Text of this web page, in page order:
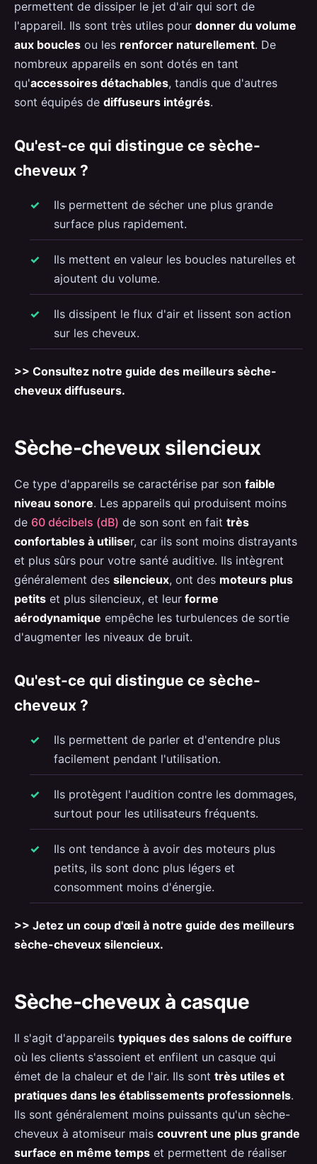
permettent de dissiper le jet d'air qui sort de
l'appareil. Ils sont très utiles pour donner du volume
aux boucles ou les renforcer naturellement. De
nombreux appareils en sont dotés en tant
qu'accessoires détachables, tandis que d'autres
sont équipés de diffuseurs intégrés.
Qu'est-ce qui distingue ce sèche-
cheveux ?
Ils permettent de sécher une plus grande
surface plus rapidement.
Ils mettent en valeur les boucles naturelles et
ajoutent du volume.
Ils dissipent le flux d'air et lissent son action
sur les cheveux.
>> Consultez notre guide des meilleurs sèche-
cheveux diffuseurs.
Sèche-cheveux silencieux
Ce type d'appareils se caractérise par son faible
niveau sonore. Les appareils qui produisent moins
de 60 décibels (dB) de son sont en fait très
confortables à utiliser, car ils sont moins distrayants
et plus sûrs pour votre santé auditive. Ils intègrent
généralement des silencieux, ont des moteurs plus
petits et plus silencieux, et leur forme
aérodynamique empêche les turbulences de sortie
d'augmenter les niveaux de bruit.
Qu'est-ce qui distingue ce sèche-
cheveux ?
Ils permettent de parler et d'entendre plus
facilement pendant l'utilisation.
Ils protègent l'audition contre les dommages,
surtout pour les utilisateurs fréquents.
Ils ont tendance à avoir des moteurs plus
petits, ils sont donc plus légers et
consomment moins d'énergie.
>> Jetez un coup d'œil à notre guide des meilleurs
sèche-cheveux silencieux.
Sèche-cheveux à casque
Il s'agit d'appareils typiques des salons de coiffure
où les clients s'assoient et enfilent un casque qui
émet de la chaleur et de l'air. Ils sont très utiles et
pratiques dans les établissements professionnels.
Ils sont généralement moins puissants qu'un sèche-
cheveux à atomiseur mais couvrent une plus grande
surface en même temps et permettent de réaliser